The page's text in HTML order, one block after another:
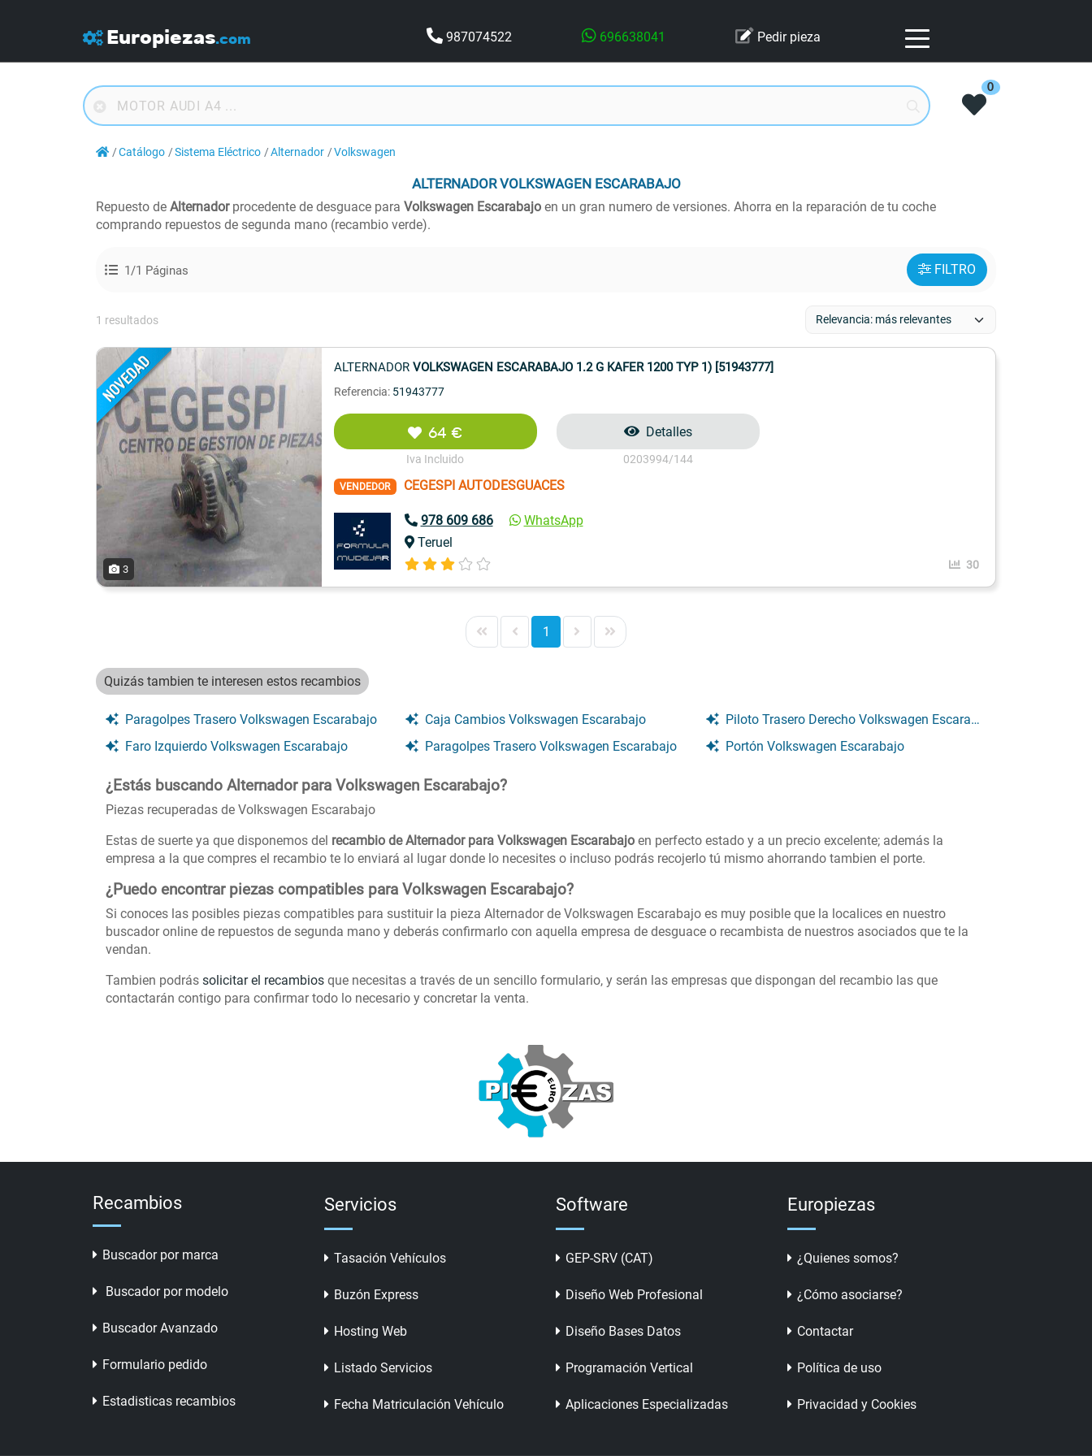
Europiezas.com 987074522 696638041 Pedir pieza
0
Catálogo Sistema Eléctrico Alternador Volkswagen
ALTERNADORVOLKSWAGEN ESCARABAJO
Repuesto de Alternadorprocedente de desguace para Volkswagen Escarabajo en un gran numero de versiones. Ahorra en la reparación de tu coche
comprando repuestos de segunda mano (recambio verde).
1/1 Páginas FILTRO
1 resultados
3
ALTERNADOR VOLKSWAGEN ESCARABAJO 1.2 G KAFER 1200 TYP 1) [51943777]
Referencia: 51943777
64 €
Iva Incluido
Detalles
0203994/144
VENDEDOR CEGESPI AUTODESGUACES
978 609 686
WhatsApp
Teruel
30
1
Quizás tambien te interesen estos recambios
Paragolpes Trasero Volkswagen Escarabajo Caja Cambios Volkswagen Escarabajo
Piloto Trasero Derecho Volkswagen Escarabajo
Faro Izquierdo Volkswagen Escarabajo
Paragolpes Trasero Volkswagen Escarabajo Portón Volkswagen Escarabajo
¿Estás buscando Alternador para Volkswagen Escarabajo?
Piezas recuperadas de Volkswagen Escarabajo
Estas de suerte ya que disponemos del recambio de Alternador para Volkswagen Escarabajo en perfecto estado y a un precio excelente; además la
empresa a la que compres el recambio te lo enviará al lugar donde lo necesites o incluso podrás recojerlo tú mismo ahorrando tambien el porte.
¿Puedo encontrar piezas compatibles para Volkswagen Escarabajo?
Si conoces las posibles piezas compatibles para sustituir la pieza Alternador de Volkswagen Escarabajo es muy posible que la localices en nuestro
buscador online de repuestos de segunda mano y deberás confirmarlo con aquella empresa de desguace o recambista de nuestros asociados que te la
vendan.
Tambien podrás solicitar el recambios que necesitas a través de un sencillo formulario, y serán las empresas que dispongan del recambio las que
contactarán contigo para confirmar todo lo necesario y concretar la venta.
Recambios
Buscador por marca
Buscador por modelo
Buscador Avanzado
Formulario pedido
Estadisticas recambios
Servicios
Tasación Vehículos
Buzón Express
Hosting Web
Listado Servicios
Fecha Matriculación Vehículo
Software
GEP-SRV (CAT)
Diseño Web Profesional
Diseño Bases Datos
Programación Vertical
Aplicaciones Especializadas
Europiezas
¿Quienes somos?
¿Cómo asociarse?
Contactar
Política de uso
Privacidad y Cookies